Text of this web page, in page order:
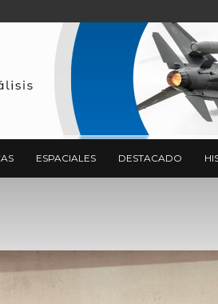
ESPACIALES DESTACADO